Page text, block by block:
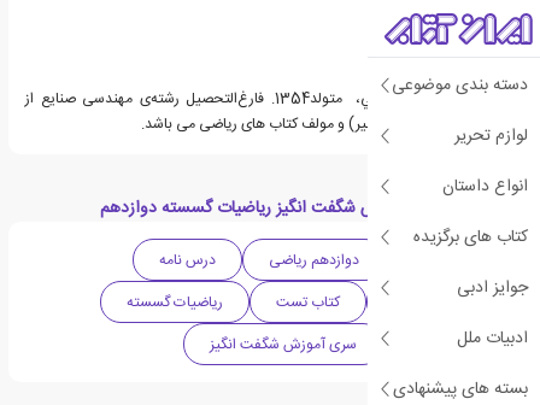
دسته بندی موضوعی
لوازم تحریر
انواع داستان
کتاب های برگزیده
جوایز ادبی
ادبیات ملل
بسته های پیشنهادی
آقای مهندس عطا صادقي، متولد1354. فارغ‌التحصيل رشته‌ی مهندسی صنايع از
دانشگاه پلي‌تكنيك (اميركبير) و مولف کتاب های ریاضی می باشد.
دسته بندی های آموزش شگفت انگیز ریاضیات گسسته دوازدهم
دوازدهم ریاضی
درس نامه
سوالات امتحانی
کتاب تست
ریاضیات گسسته
کمک آموزشی
سری آموزش شگفت انگیز